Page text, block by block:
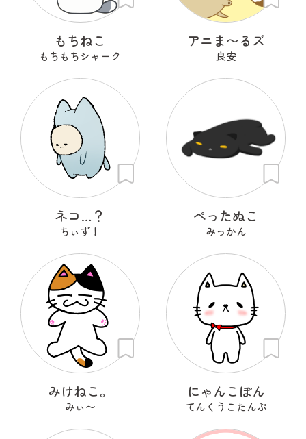
もちねこ
もちもちシャーク
アニま〜るズ
良安
ネコ…？
ちぃず！
ぺったぬこ
みっかん
みけねこ。
みぃ〜
にゃんこぽん
てんくうこたんぷ